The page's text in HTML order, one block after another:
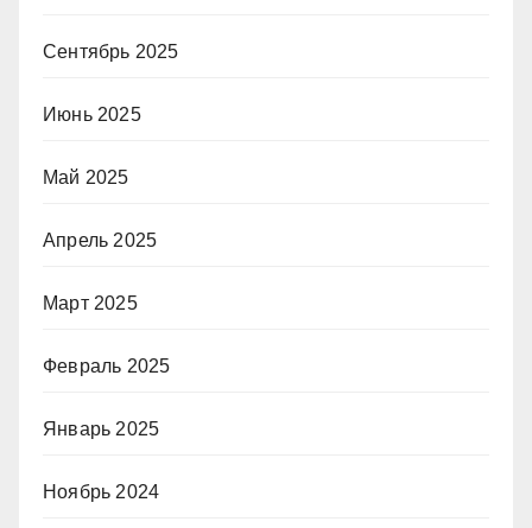
Сентябрь 2025
Июнь 2025
Май 2025
Апрель 2025
Март 2025
Февраль 2025
Январь 2025
Ноябрь 2024